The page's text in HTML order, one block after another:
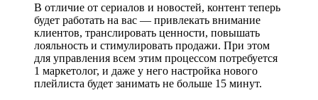
В отличие от сериалов и новостей, контент теперь
будет работать на вас — привлекать внимание
клиентов, транслировать ценности, повышать
лояльность и стимулировать продажи. При этом
для управления всем этим процессом потребуется
1 маркетолог, и даже у него настройка нового
плейлиста будет занимать не больше 15 минут.